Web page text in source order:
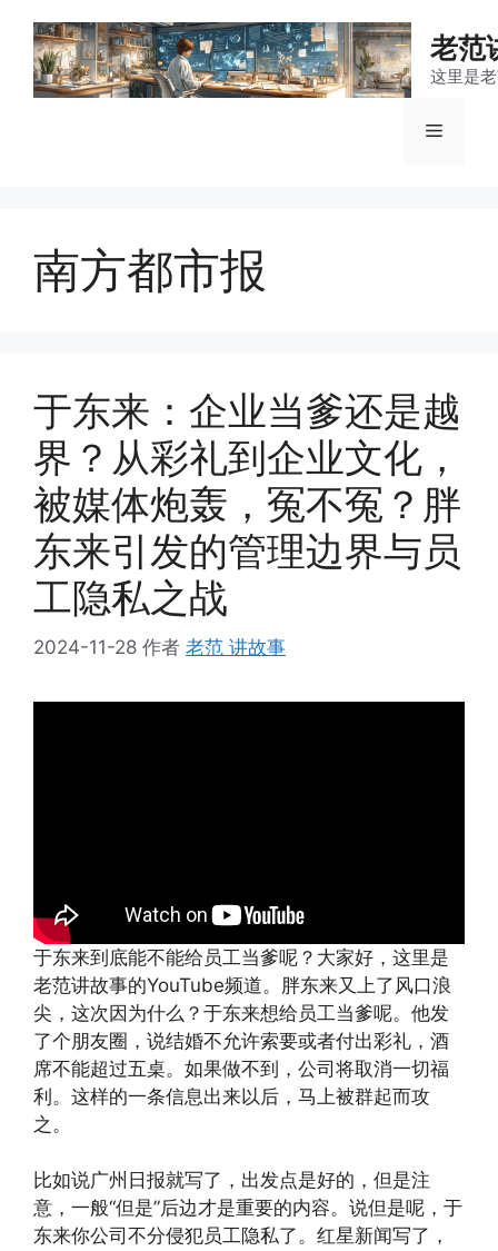
老范
这里是
菜
南方都市报
于东来：企业当爹还是越
界？从彩礼到企业文化，
被媒体炮轰，冤不冤？胖
东来引发的管理边界与员
工隐私之战
2024-11-28 作者 老范 讲故事
于东来到底能不能给员工当爹呢？大家好，这里是
老范讲故事的YouTube频道。胖东来又上了风口浪
尖，这次因为什么？于东来想给员工当爹呢。他发
了个朋友圈，说结婚不允许索要或者付出彩礼，酒
席不能超过五桌。如果做不到，公司将取消一切福
利。这样的一条信息出来以后，马上被群起而攻
之。
比如说广州日报就写了，出发点是好的，但是注
意，一般“但是”后边才是重要的内容。说但是呢，于
东来你公司不分侵犯员工隐私了。红星新闻写了，